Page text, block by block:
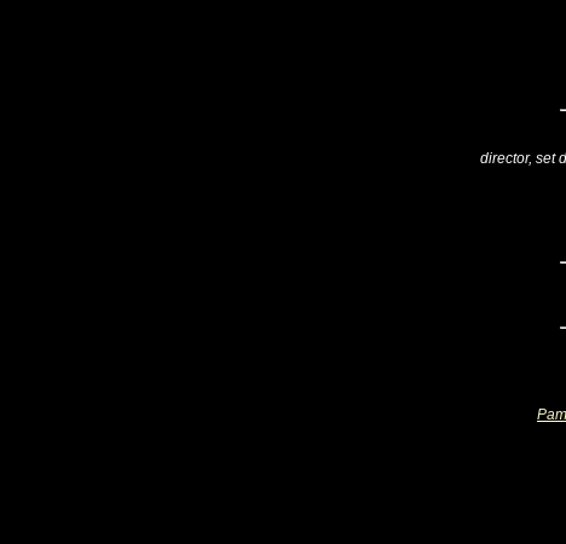
director, set